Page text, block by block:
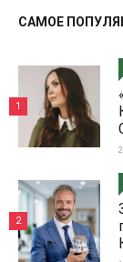
САМОЕ
1
2